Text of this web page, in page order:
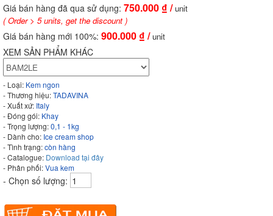
Giá bán hàng đã qua sử dụng: 750.000 ₫ / unit
( Order > 5 units, get the discount )
Giá bán hàng mới 100%: 900.000 ₫ /unit
XEM SẢN PHẨM KHÁC
- Loại: Kem ngon
- Thương hiệu:TADAVINA
- Xuất xứ: Italy
- Đóng gói: Khay
- Trọng lượng:0,1 - 1kg
- Dành cho: Ice cream shop
- Tình trạng:còn hàng
- Catalogue: Download tại đây
- Phân phối:Vua kem
- Chọn số lượng: